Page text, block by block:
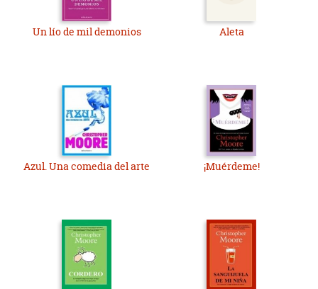
Un lío de mil demonios Aleta
Azul. Una comedia del arte ¡Muérdeme!